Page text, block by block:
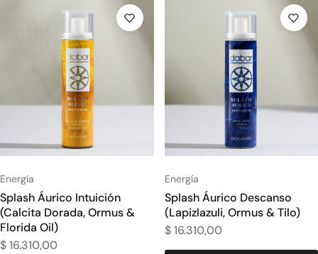
Energía
Splash Áurico Intuición
(Calcita Dorada, Ormus &
Florida Oil)
$16.310,00
Energía
Splash Áurico Descanso
(Lapizlazuli, Ormus & Tilo)
$16.310,00